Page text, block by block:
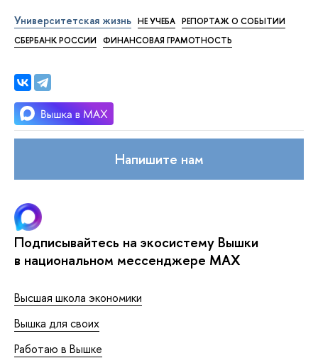
Университетская жизнь НЕ УЧЕБА РЕПОРТАЖ О СОБЫТИИ
СБЕРБАНК РОССИИ
ФИНАНСОВАЯ ГРАМОТНОСТЬ
Напишите нам
Подписывайтесь на экосистему Вышки
в национальном мессенджере MAX
Высшая школа экономики
Вышка для своих
Работаю в Вышке